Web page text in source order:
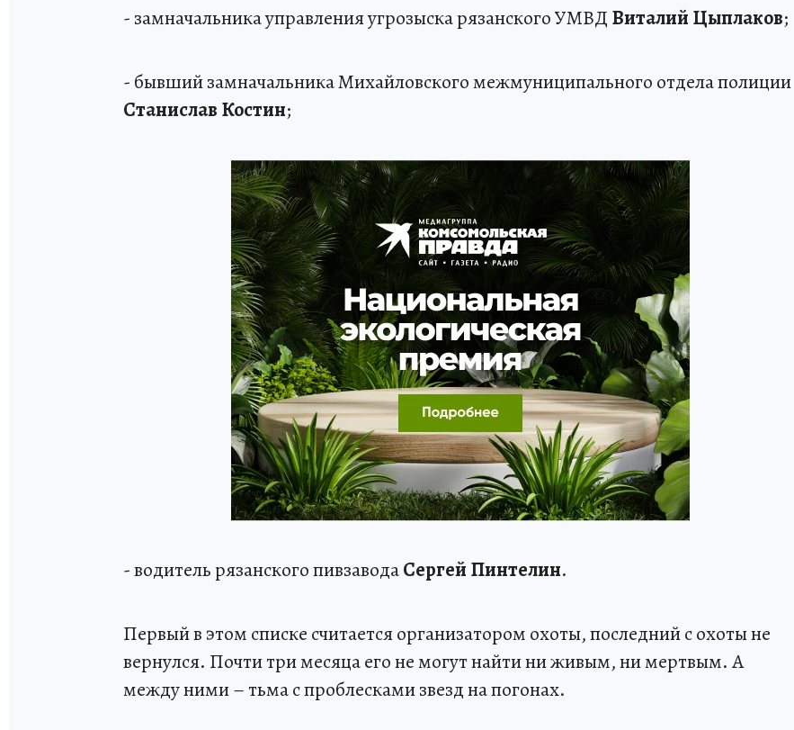
- замначальника управления угрозыска рязанского УМВД Виталий Цыплаков;
- бывший замначальника Михайловского межмуниципального отдела полиции
Станислав Костин;
- водитель рязанского пивзаводаСергей Пинтелин.
Первый в этом списке считается организатором охоты, последний с охоты не
вернулся. Почти три месяца его не могут найти ни живым, ни мертвым. А
между ними – тьма с проблесками звезд на погонах.